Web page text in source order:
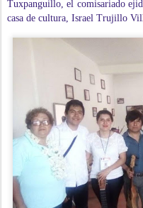
Tuxpanguillo, el comisariado
casa de cultura, Israel Trujillo